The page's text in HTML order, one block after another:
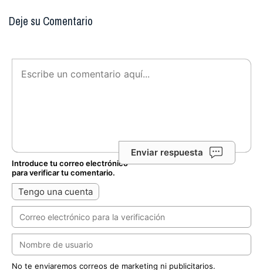
Deje su Comentario
Enviar respuesta
Introduce tu correo electrónico
para verificar tu comentario.
Tengo una cuenta
No te enviaremos correos de marketing ni publicitarios.